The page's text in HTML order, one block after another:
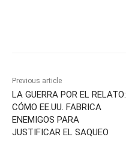
Previous article
LA GUERRA POR EL RELATO:
CÓMO EE.UU. FABRICA
ENEMIGOS PARA
JUSTIFICAR EL SAQUEO